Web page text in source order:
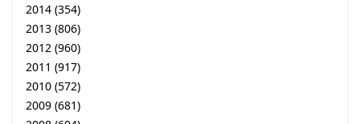
2014 (354)
2013 (806)
2012 (960)
2011 (917)
2010 (572)
2009 (681)